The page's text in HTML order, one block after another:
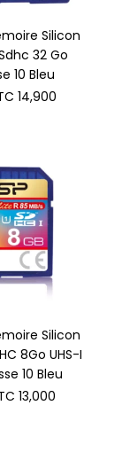
Silicon
32 Go
10 Bleu
14,900
Silicon
8Go UHS-I
10 Bleu
13,000